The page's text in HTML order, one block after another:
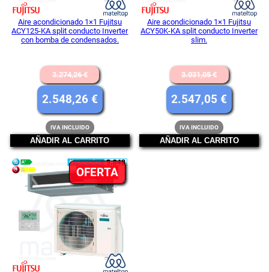
Aire acondicionado 1×1 Fujitsu
ACY125-KA split conducto Inverter
con bomba de condensados.
3.274,26€
El
precio
original
era:
3.274,26 €.
2.548,26 € El
precio
actual
es:
2.548,26 €.
IVA INCLUIDO
AÑADIR AL CARRITO
Aire acondicionado 1×1 Fujitsu
ACY50K-KA split conducto Inverter
slim.
3.031,05€
El
precio
original
era:
3.031,05
2.547,05€ El
precio
actual
es:
IVA INCLUIDO
AÑADIR AL CARRITO
OFERTAPRODUCTO
EN
OFERTA